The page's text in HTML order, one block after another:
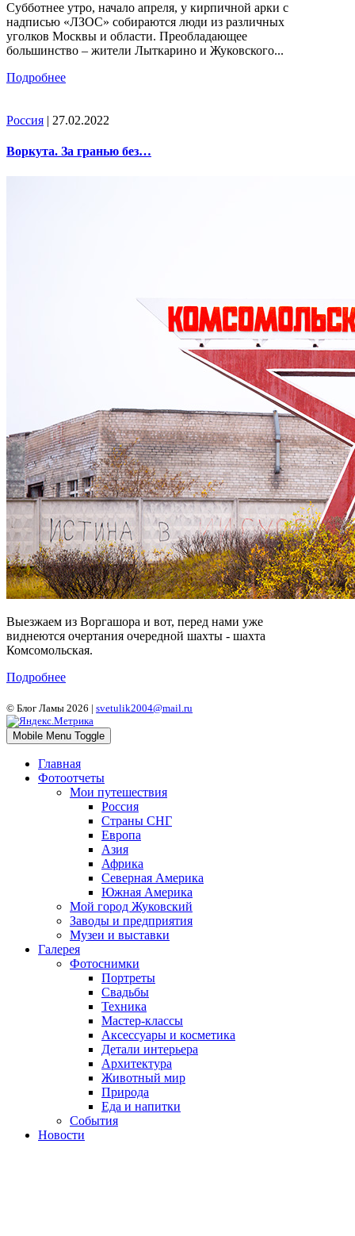
Субботнее утро, начало апреля, у кирпичной арки с
надписью «ЛЗОС» собираются люди из различных
уголков Москвы и области. Преобладающее
большинство – жители Лыткарино и Жуковского...
Подробнее
Россия | 27.02.2022
Воркута. За гранью без…
Выезжаем из Воргашора и вот, перед нами уже
виднеются очертания очередной шахты - шахта
Комсомольская.
Подробнее
© Блог Ламы 2026 | svetulik2004@mail.ru
Mobile Menu Toggle
Главная
Фотоотчеты
Мои путешествия
Россия
Страны СНГ
Европа
Азия
Африка
Северная Америка
Южная Америка
Мой город Жуковский
Заводы и предприятия
Музеи и выставки
Галерея
Фотоснимки
Портреты
Свадьбы
Техника
Мастер-классы
Аксессуары и косметика
Детали интерьера
Архитектура
Животный мир
Природа
Еда и напитки
События
Новости